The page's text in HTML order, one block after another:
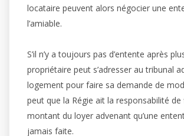
locataire peuvent alors négocier une
l’amiable.
S’il n’y a toujours pas d’entente après
propriétaire peut s’adresser au tribunal
logement pour faire sa demande de
peut que la Régie ait la responsabilité de
montant du loyer advenant qu’une
jamais faite.